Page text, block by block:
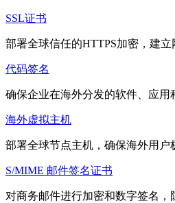
SSL证书
部署全球信任的HTTPS加密，建立
代码签名
确保企业在海外分发的软件、应用
海外虚拟主机
部署全球节点主机，确保海外用户
S/MIME 邮件签名证书
对商务邮件进行加密和数字签名